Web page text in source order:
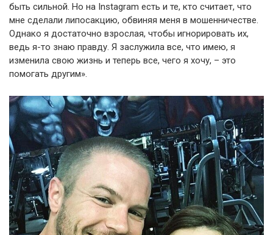
быть сильной. Но на Instagram есть и те, кто считает, что
мне сделали липосакцию, обвиняя меня в мошенничестве.
Однако я достаточно взрослая, чтобы игнорировать их,
ведь я-то знаю правду. Я заслужила все, что имею, я
изменила свою жизнь и теперь все, чего я хочу, – это
помогать другим».